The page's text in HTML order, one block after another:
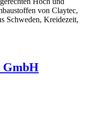
von Claytec,
Schweden, Kreidezeit,
GmbH